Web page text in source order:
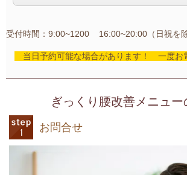
受付時間：9:00~1200 16:00~20:00（日祝を除
当日予約可能な場合があります！ 一度お
ぎっくり腰改善メニュー
お問合せ